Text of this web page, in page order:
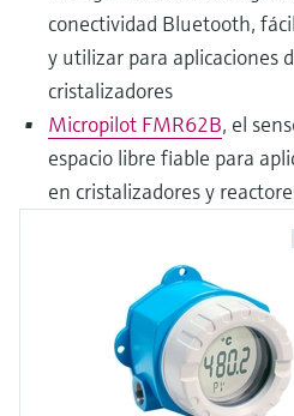
conectividad Bluetooth,
y utilizar para aplicaciones
cristalizadores
Micropilot FMR62B, el
espacio libre fiable para
en cristalizadores y